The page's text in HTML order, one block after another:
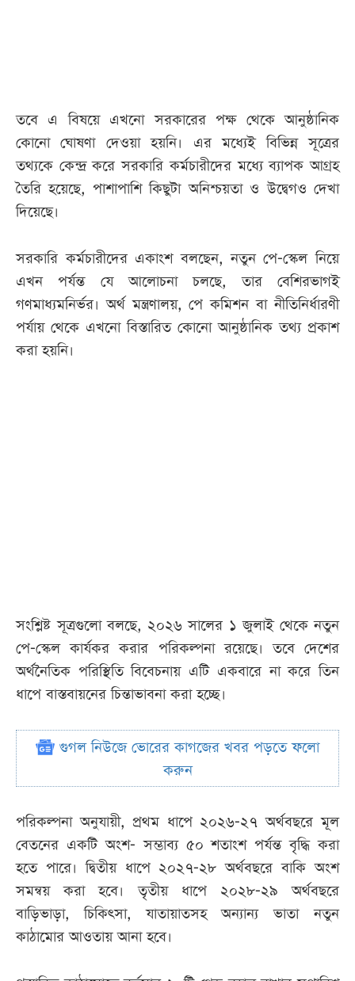
তবে এ বিষয়ে এখনো সরকারের পক্ষ থেকে আনুষ্ঠানিক
কোনো ঘোষণা দেওয়া হয়নি। এর মধ্যেই বিভিন্ন সূত্রের
তথ্যকে কেন্দ্র করে সরকারি কর্মচারীদের মধ্যে ব্যাপক আগ্রহ
তৈরি হয়েছে, পাশাপাশি কিছুটা অনিশ্চয়তা ও উদ্বেগও দেখা
দিয়েছে।
সরকারি কর্মচারীদের একাংশ বলছেন, নতুন পে-স্কেল নিয়ে
এখন পর্যন্ত যে আলোচনা চলছে, তার বেশিরভাগই
গণমাধ্যমনির্ভর। অর্থ মন্ত্রণালয়, পে কমিশন বা নীতিনির্ধারণী
পর্যায় থেকে এখনো বিস্তারিত কোনো আনুষ্ঠানিক তথ্য প্রকাশ
করা হয়নি।
সংশ্লিষ্ট সূত্রগুলো বলছে, ২০২৬ সালের ১ জুলাই থেকে নতুন
পে-স্কেল কার্যকর করার পরিকল্পনা রয়েছে। তবে দেশের
অর্থনৈতিক পরিস্থিতি বিবেচনায় এটি একবারে না করে তিন
ধাপে বাস্তবায়নের চিন্তাভাবনা করা হচ্ছে।
গুগল নিউজে ভোরের কাগজের খবর পড়তে ফলো
করুন
পরিকল্পনা অনুযায়ী, প্রথম ধাপে ২০২৬-২৭ অর্থবছরে মূল
বেতনের একটি অংশ- সম্ভাব্য ৫০ শতাংশ পর্যন্ত বৃদ্ধি করা
হতে পারে। দ্বিতীয় ধাপে ২০২৭-২৮ অর্থবছরে বাকি অংশ
সমন্বয় করা হবে। তৃতীয় ধাপে ২০২৮-২৯ অর্থবছরে
বাড়িভাড়া, চিকিৎসা, যাতায়াতসহ অন্যান্য ভাতা নতুন
কাঠামোর আওতায় আনা হবে।